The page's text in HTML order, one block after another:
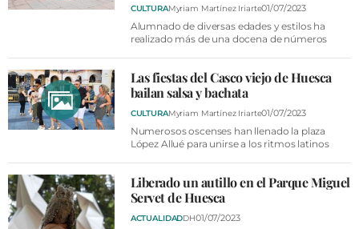
CULTURAMyriam Martínez Iriarte01/07/2023
Alumnado de diversas edades y estilos ha
realizado más de una docena de números
Las fiestas del Casco viejo de Huesca
bailan salsa y bachata
CULTURAMyriam Martínez Iriarte01/07/2023
Numerosos oscenses han llenado la plaza
López Allué para unirse a los ritmos latinos
Liberado un autillo en el Parque Miguel
Servet de Huesca
ACTUALIDADDH01/07/2023